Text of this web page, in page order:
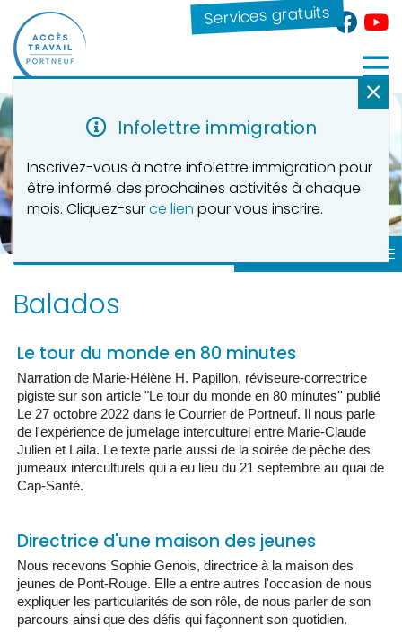
Infolettre immigration
Inscrivez-vous à notre infolettre immigration pour
être informé des prochaines activités à chaque
mois. Cliquez-surce lien pour vous inscrire.
Services gratuits
Balados
Le tour du monde en 80 minutes
Narration de Marie-Hélène H. Papillon, réviseure-correctrice
pigiste sur son article "Le tour du monde en 80 minutes'' publié
Le 27 octobre 2022 dans le Courrier de Portneuf. Il nous parle
de l'expérience de jumelage interculturel entre Marie-Claude
Julien et Laila. Le texte parle aussi de la soirée de pêche des
jumeaux interculturels qui a eu lieu du 21 septembre au quai de
Cap-Santé.
Directrice d'une maison des jeunes
Nous recevons Sophie Genois, directrice à la maison des
jeunes de Pont-Rouge. Elle a entre autres l'occasion de nous
expliquer les particularités de son rôle, de nous parler de son
parcours ainsi que des défis qui façonnent son quotidien.